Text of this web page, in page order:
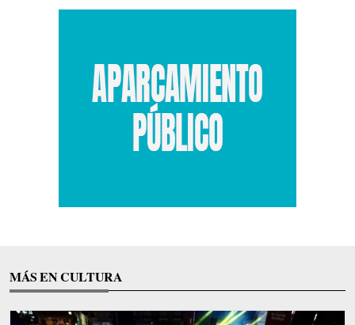
MÁS EN CULTURA